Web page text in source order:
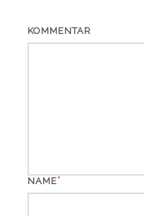
KOMMENTAR
NAME*